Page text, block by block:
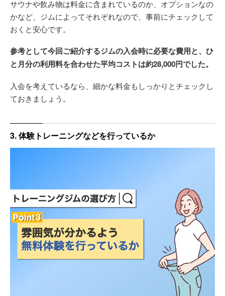
サウナや飲み物は料金に含まれているのか、オプションなの
かなど、ジムによってそれぞれなので、事前にチェックして
おくと安心です。
参考として今回ご紹介するジムの入会時に必要な費用と、ひ
と月分の利用料を合わせた平均コストは約28,000円でした。
入会を考えているなら、細かな料金もしっかりとチェックし
ておきましょう。
3. 体験トレーニングなどを行っているか